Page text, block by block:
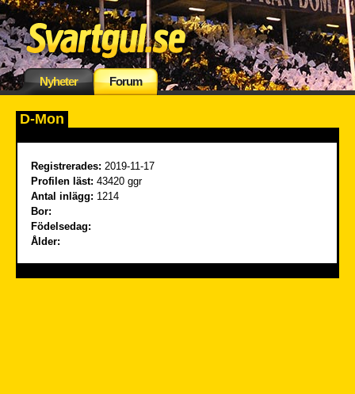
Nyheter Forum
D-Mon
Registrerades: 2019-11-17
Profilen läst: 43420 ggr
Antal inlägg: 1214
Bor:
Födelsedag:
Ålder: